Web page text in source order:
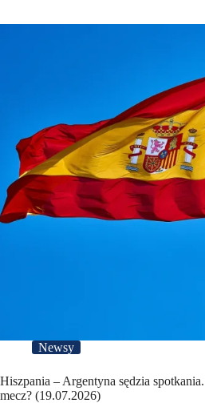
Newsy
Hiszpania – Argentyna sędzia
mecz? (19.07.2026)